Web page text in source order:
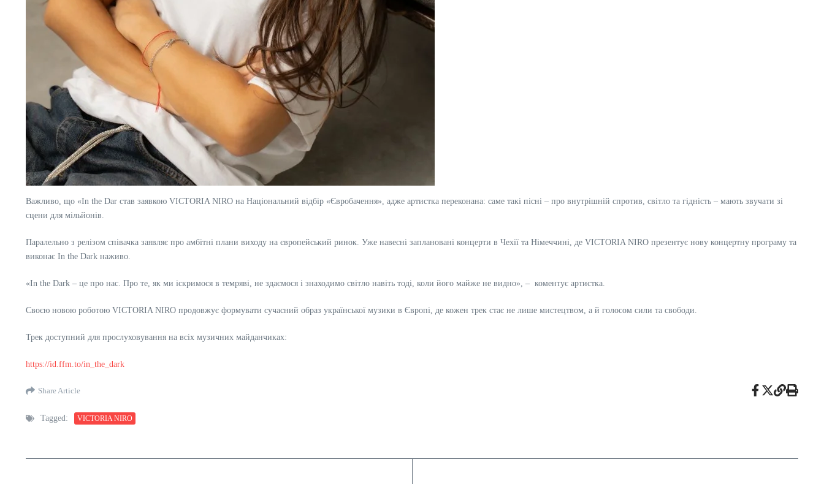
Важливо, що «In the Dar став заявкою VICTORIA NIRO на Національний відбір «Євробачення», адже артистка переконана: саме такі пісні – про внутрішній спротив, світло та гідність – мають звучати зі
сцени для мільйонів.
Паралельно з релізом співачка заявляє про амбітні плани виходу на європейський ринок. Уже навесні заплановані концерти в Чехії та Німеччині, де VICTORIA NIRO презентує нову концертну програму та
виконає In the Dark наживо.
«In the Dark – це про нас. Про те, як ми іскримося в темряві, не здаємося і знаходимо світло навіть тоді, коли його майже не видно», – коментує артистка.
Своєю новою роботою VICTORIA NIRO продовжує формувати сучасний образ української музики в Європі, де кожен трек стає не лише мистецтвом, а й голосом сили та свободи.
Трек доступний для прослуховування на всіх музичних майданчиках:
https://id.ffm.to/in_the_dark
Share Article
Tagged: VICTORIA NIRO